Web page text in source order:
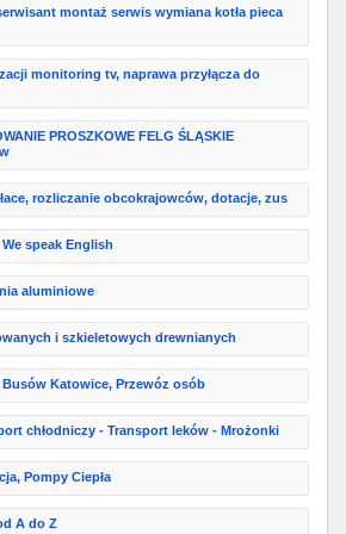
montaż serwis wymiana kotła pieca
monitoring tv, naprawa przyłącza do
PROSZKOWE FELG ŚLĄSKIE
rozliczanie obcokrajowców, dotacje, zus
speak English
aluminiowe
i szkieletowych drewnianych
Katowice, Przewóz osób
chłodniczy - Transport leków - Mrożonki
Pompy Ciepła
A do Z